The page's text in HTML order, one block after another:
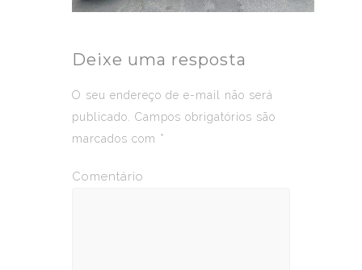
Deixe uma resposta
O seu endereço de e-mail não será
publicado.
Campos obrigatórios são
marcados com *
Comentário